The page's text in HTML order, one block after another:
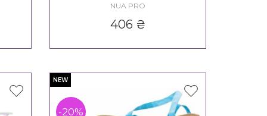
NUA PRO
406 ₴
NEW
-20%